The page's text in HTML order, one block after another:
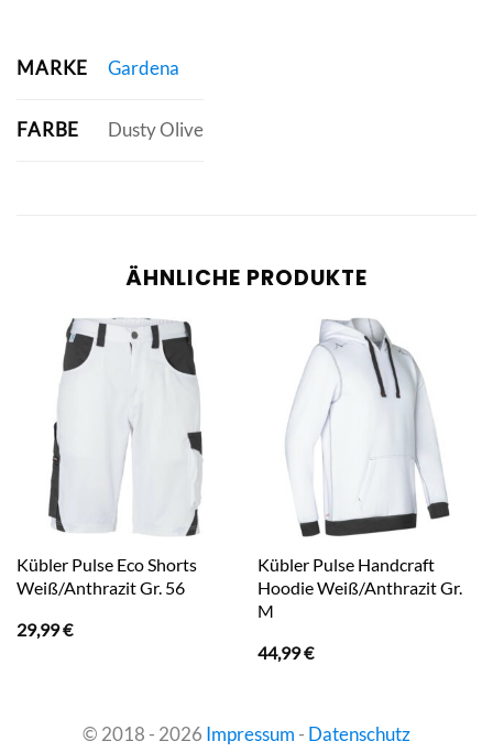
MARKE Gardena
FARBE Dusty Olive
ÄHNLICHE PRODUKTE
Kübler Pulse Eco Shorts
Weiß/Anthrazit Gr. 56
29,99€
Kübler Pulse Handcraft
Hoodie Weiß/Anthrazit Gr.
M
44,99€
© 2018 - 2026 Impressum - Datenschutz